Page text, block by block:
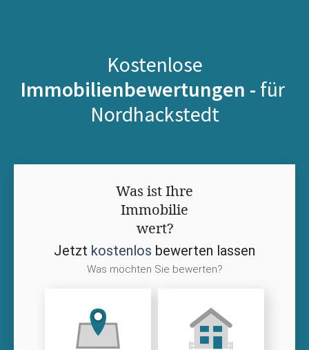
Kostenlose
Immobilienbewertungen - für
Nordhackstedt
Was ist Ihre
Immobilie
wert?
Jetzt kostenlos bewerten lassen
Was möchten Sie bewerten?